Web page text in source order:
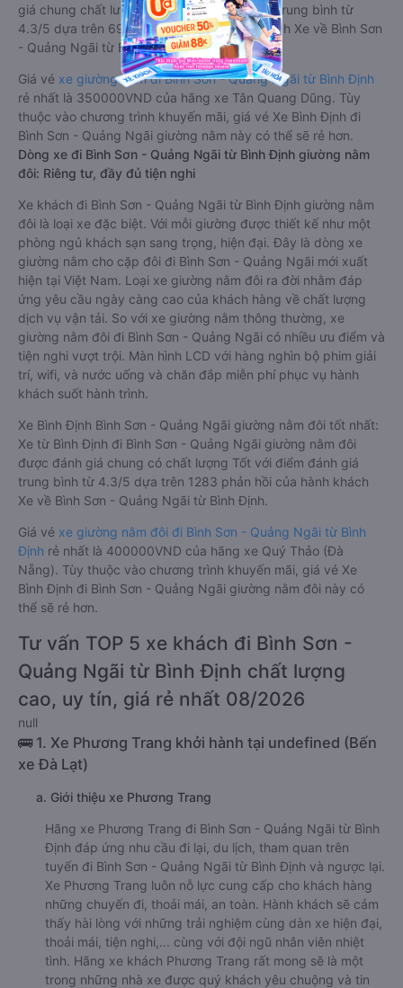
giá chung chất lượng Tốt với điểm đánh giá trung bình từ
4.3/5 dựa trên 6962 phản hồi của hành khách Xe về Bình Sơn
- Quảng Ngãi từ Bình Định.
Giá vé xe giường nằm đi Bình Sơn - Quảng Ngãi từ Bình Định
rẻ nhất là 350000VND của hãng xe Tân Quang Dũng. Tùy
thuộc vào chương trình khuyến mãi, giá vé Xe Bình Định đi
Bình Sơn - Quảng Ngãi giường nằm này có thể sẽ rẻ hơn.
Dòng xe đi Bình Sơn - Quảng Ngãi từ Bình Định giường nằm
đôi: Riêng tư, đầy đủ tiện nghi
Xe khách đi Bình Sơn - Quảng Ngãi từ Bình Định giường nằm
đôi là loại xe đặc biệt. Với mỗi giường được thiết kế như một
phòng ngủ khách sạn sang trọng, hiện đại. Đây là dòng xe
giường nằm cho cặp đôi đi Bình Sơn - Quảng Ngãi mới xuất
hiện tại Việt Nam. Loại xe giường nằm đôi ra đời nhằm đáp
ứng yêu cầu ngày càng cao của khách hàng về chất lượng
dịch vụ vận tải. So với xe giường nằm thông thường, xe
giường nằm đôi đi Bình Sơn - Quảng Ngãi có nhiều ưu điểm và
tiện nghi vượt trội. Màn hình LCD với hàng nghìn bộ phim giải
trí, wifi, và nước uống và chăn đắp miễn phí phục vụ hành
khách suốt hành trình.
Xe Bình Định Bình Sơn - Quảng Ngãi giường nằm đôi tốt nhất:
Xe từ Bình Định đi Bình Sơn - Quảng Ngãi giường nằm đôi
được đánh giá chung có chất lượng Tốt với điểm đánh giá
trung bình từ 4.3/5 dựa trên 1283 phản hồi của hành khách
Xe về Bình Sơn - Quảng Ngãi từ Bình Định.
Giá vé xe giường nằm đôi đi Bình Sơn - Quảng Ngãi từ Bình
Định rẻ nhất là 400000VND của hãng xe Quý Thảo (Đà
Nẵng). Tùy thuộc vào chương trình khuyến mãi, giá vé Xe
Bình Định đi Bình Sơn - Quảng Ngãi giường nằm đôi này có
thể sẽ rẻ hơn.
Tư vấn TOP 5 xe khách đi Bình Sơn -
Quảng Ngãi từ Bình Định chất lượng
cao, uy tín, giá rẻ nhất 08/2026
null
🚌 1. Xe Phương Trang khởi hành tại undefined (Bến
xe Đà Lạt)
a. Giới thiệu xe Phương Trang
Hãng xe Phương Trang đi Bình Sơn - Quảng Ngãi từ Bình
Định đáp ứng nhu cầu đi lại, du lịch, tham quan trên
tuyến đi Bình Sơn - Quảng Ngãi từ Bình Định và ngược lại.
Xe Phương Trang luôn nỗ lực cung cấp cho khách hàng
những chuyến đi, thoải mái, an toàn. Hành khách sẽ cảm
thấy hài lòng với những trải nghiệm cùng dàn xe hiện đại,
thoải mái, tiện nghi,... cùng với đội ngũ nhân viên nhiệt
tình. Hãng xe khách Phương Trang rất mong sẽ là một
trong những nhà xe được quý khách yêu chuộng và tin